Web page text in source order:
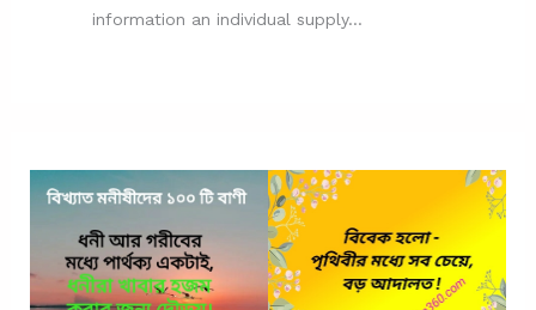
information an individual supply…